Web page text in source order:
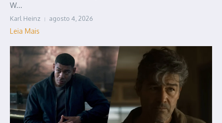
W...
Karl Heinz agosto 4, 2026
Leia Mais